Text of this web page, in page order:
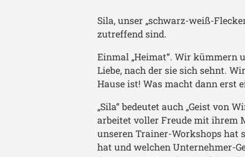
Sila, unser „schwarz-weiß-
zutreffend sind.
Einmal „Heimat“. Wir kümmern
Liebe, nach der sie sich sehnt.
Hause ist! Was macht dann erst
„Sila“ bedeutet auch „Geist von
arbeitet voller Freude mit ihrem
unseren Trainer-Workshops hat
hat und welchen Unternehmer-